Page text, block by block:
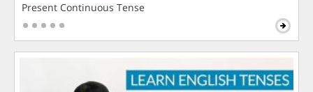
Present Continuous Tense